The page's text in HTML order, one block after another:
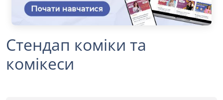
Стендап коміки та
комікеси